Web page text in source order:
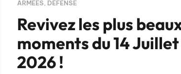
ARMÉES, DÉFENSE
Revivez les plus
moments du 14 Juillet
2026 !